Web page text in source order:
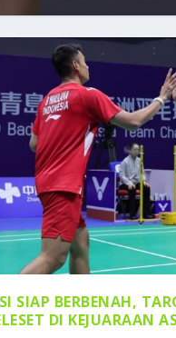
SIAP BERBENAH,
DI KEJUARAAN